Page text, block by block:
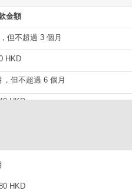
金額
但不超過 3 個月
HKD
但不超過 6 個月
HKD
HKD